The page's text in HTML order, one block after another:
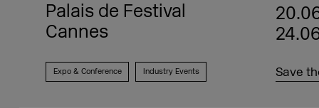
Newsletter abonnieren
Palais de Festival
Cannes
Expo & Conference Industry Events Save